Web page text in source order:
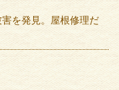
を発見。屋根修理だ